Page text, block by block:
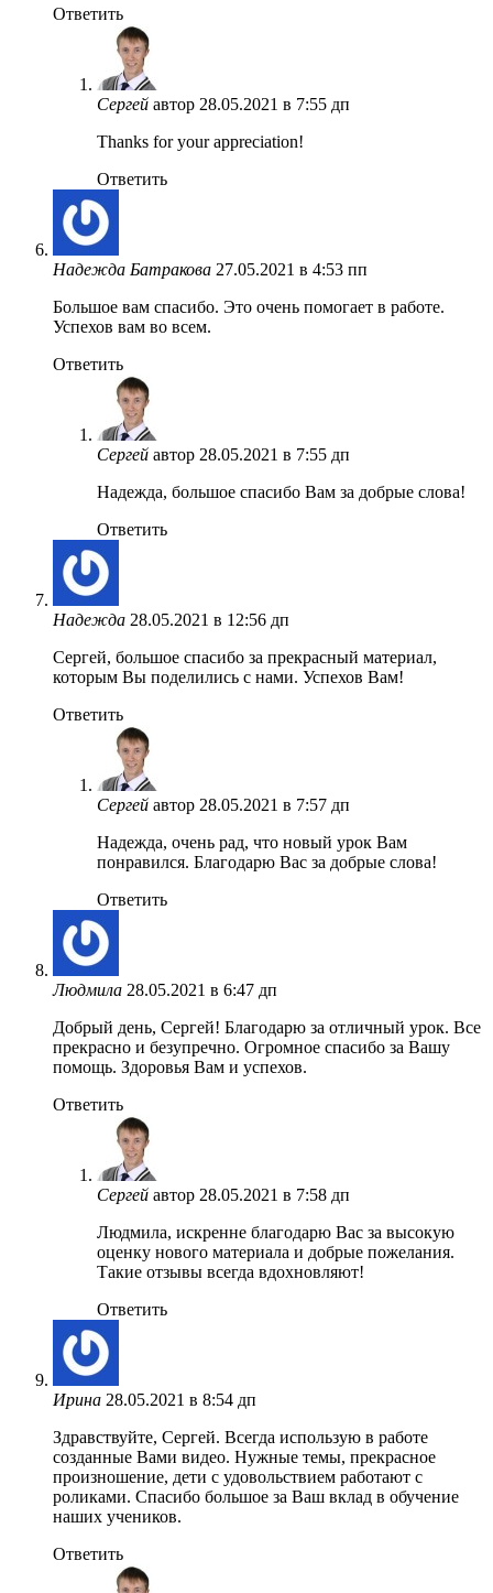
Ответить
Сергей автор 28.05.2021 в 7:55 дп
Thanks for your appreciation!
Ответить
Надежда Батракова 27.05.2021 в 4:53 пп
Большое вам спасибо. Это очень помогает в работе.
Успехов вам во всем.
Ответить
Сергей автор 28.05.2021 в 7:55 дп
Надежда, большое спасибо Вам за добрые слова!
Ответить
Надежда 28.05.2021 в 12:56 дп
Сергей, большое спасибо за прекрасный материал,
которым Вы поделились с нами. Успехов Вам!
Ответить
Сергей автор 28.05.2021 в 7:57 дп
Надежда, очень рад, что новый урок Вам
понравился. Благодарю Вас за добрые слова!
Ответить
Людмила 28.05.2021 в 6:47 дп
Добрый день, Сергей! Благодарю за отличный урок. Все
прекрасно и безупречно. Огромное спасибо за Вашу
помощь. Здоровья Вам и успехов.
Ответить
Сергей автор 28.05.2021 в 7:58 дп
Людмила, искренне благодарю Вас за высокую
оценку нового материала и добрые пожелания.
Такие отзывы всегда вдохновляют!
Ответить
Ирина 28.05.2021 в 8:54 дп
Здравствуйте, Сергей. Всегда использую в работе
созданные Вами видео. Нужные темы, прекрасное
произношение, дети с удовольствием работают с
роликами. Спасибо большое за Ваш вклад в обучение
наших учеников.
Ответить